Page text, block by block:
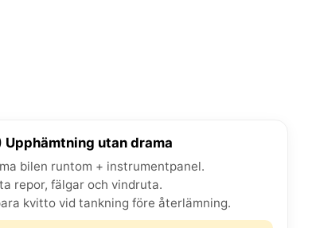
Upphämtning utan drama
bilen runtom + instrumentpanel.
repor, fälgar och vindruta.
kvitto vid tankning före återlämning.